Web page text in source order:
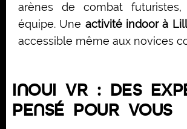
arènes de combat
équipe. Une activité indoor à
accessible même aux novices
INOUI VR : DES
PENSÉ POUR VOUS